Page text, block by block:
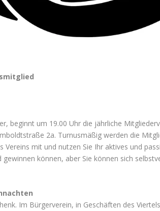
beginnt um 19.00 Uhr die jährliche
2a. Turnusmäßig werden die
Vereins mit und nutzen Sie Ihr aktives und
können, aber Sie können sich
Im Bürgerverein, in Geschäften des